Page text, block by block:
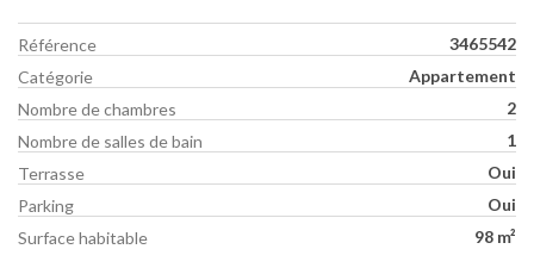
Référence
3465542
Catégorie
Appartement
Nombre de chambres
2
Nombre de salles de bain
1
Terrasse
Oui
Parking
Oui
Surface habitable
98 m²